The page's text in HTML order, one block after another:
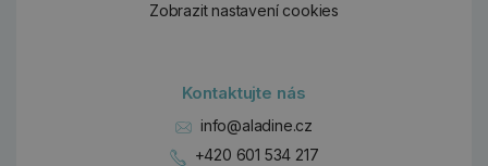
Zobrazit nastavení cookies
Kontaktujte nás
info@aladine.cz
+420 601 534 217